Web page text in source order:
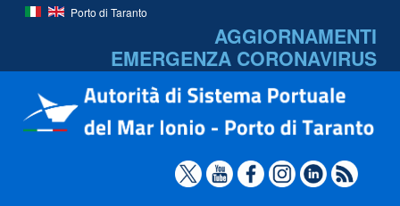
Porto di Taranto
AGGIORNAMENTI
EMERGENZA CORONAVIRUS